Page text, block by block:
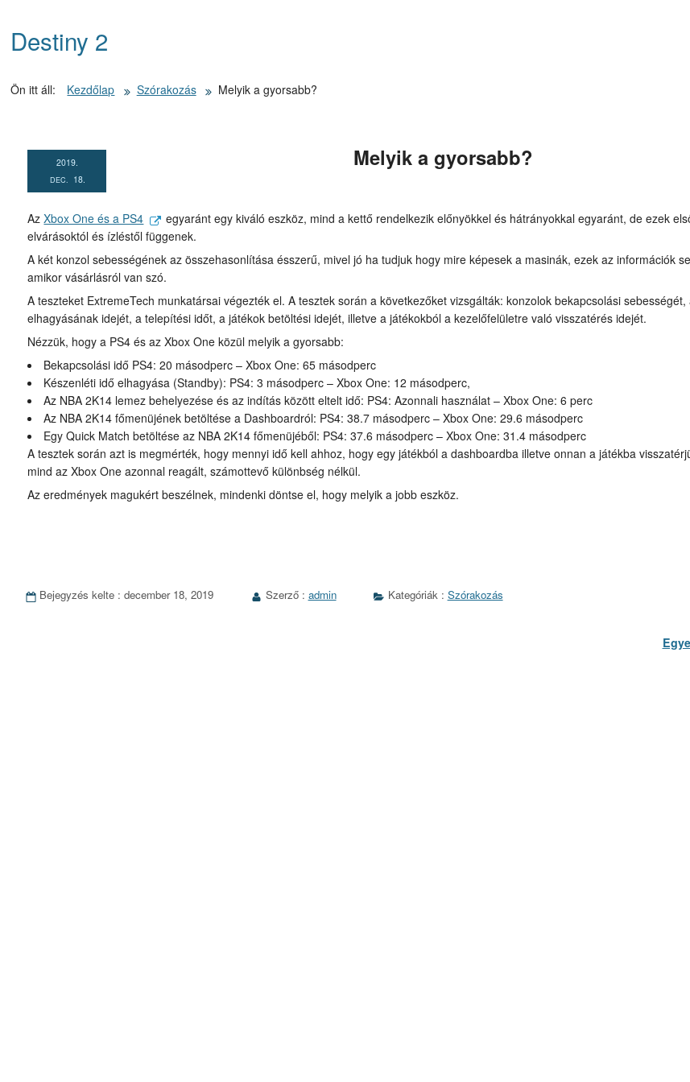
Kezdőlapra
ugrás
Destiny 2
Ön itt áll: Kezdőlap Szórakozás Melyik a gyorsabb?
Melyik a gyorsabb?
2019.
DEC. 18.
AzXbox One és a PS4
egyaránt egy kiváló eszköz, mind a kettő rendelkezik előnyökkel és hátrányokkal egyaránt, de ezek
elvárásoktól és ízléstől függenek.
A két konzol sebességének az összehasonlítása ésszerű, mivel jó ha tudjuk hogy mire képesek a masinák, ezek az információk
amikor vásárlásról van szó.
A teszteket ExtremeTech munkatársai végezték el. A tesztek során a következőket vizsgálták: konzolok bekapcsolási
elhagyásának idejét, a telepítési időt, a játékok betöltési idejét, illetve a játékokból a kezelőfelületre való visszatérés idejét.
Nézzük, hogy a PS4 és az Xbox One közül melyik a gyorsabb:
Bekapcsolási idő PS4: 20 másodperc – Xbox One: 65 másodperc
Készenléti idő elhagyása (Standby): PS4: 3 másodperc – Xbox One: 12 másodperc,
Az NBA 2K14 lemez behelyezése és az indítás között eltelt idő: PS4: Azonnali használat – Xbox One: 6 perc
Az NBA 2K14 főmenüjének betöltése a Dashboardról: PS4: 38.7 másodperc – Xbox One: 29.6 másodperc
Egy Quick Match betöltése az NBA 2K14 főmenüjéből: PS4: 37.6 másodperc – Xbox One: 31.4 másodperc
A tesztek során azt is megmérték, hogy mennyi idő kell ahhoz, hogy egy játékból a dashboardba illetve onnan a játékba
mind az Xbox One azonnal reagált, számottevő különbség nélkül.
Az eredmények magukért beszélnek, mindenki döntse el, hogy melyik a jobb eszköz.
Bejegyzés
Bejegyzés kelte :december 18, 2019 Szerző : admin Kategóriák : Szórakozás